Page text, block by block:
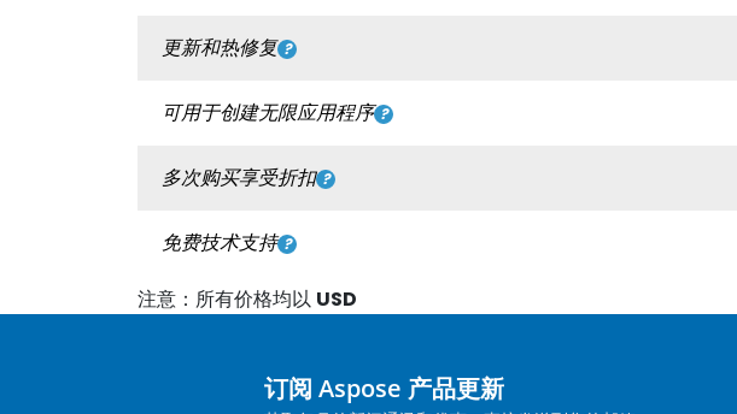
更新和热修复
可用于创建无限应用程序
多次购买享受折扣
免费技术支持
注意：所有价格均以 USD
订阅 Aspose 产品更新